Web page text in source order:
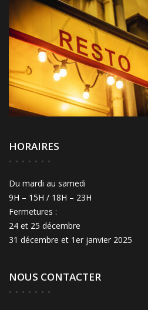
HORAIRES
Du mardi au samedi
9H – 15H / 18H – 23H
Fermetures :
24 et 25 décembre
31 décembre et 1er janvier 2025
NOUS CONTACTER